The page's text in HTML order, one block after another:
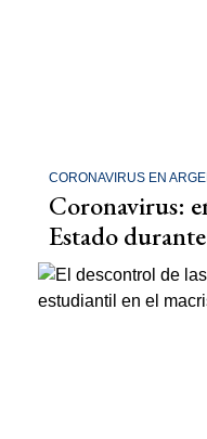
CORONAVIRUS EN
Coronavirus:
Estado